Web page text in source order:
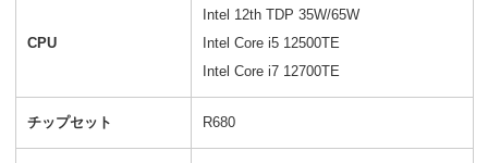
CPU
Intel 12th TDP 35W/65W
Intel Core i5 12500TE
Intel Core i7 12700TE
チップセット R680